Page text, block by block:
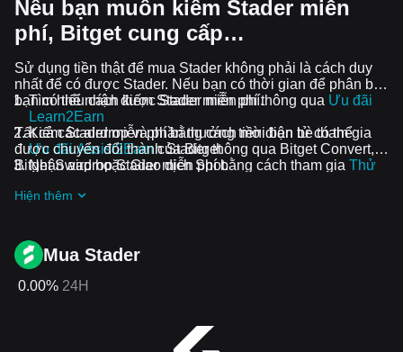
Nếu bạn muốn kiếm Stader miễn
phí, Bitget cung cấp…
Sử dụng tiền thật để mua Stader không phải là cách duy
nhất để có được Stader. Nếu bạn có thời gian để phân bổ,
bạn có thể nhận được Stader miễn phí.
Tìm hiểu cách kiếm Stader miễn phí thông qua Ưu đãi
Learn2Earn
Kiếm Stader miễn phí bằng cách mời bạn bè tham gia
Ưu đãi Assist2Earncủa Bitget
Nhận airdrop Stader miễn phí bằng cách tham gia Thử
Tất cả các airdrop và phần thưởng tiền điện tử có thể
được chuyển đổi thành Stader thông qua Bitget Convert,
Bitget Swap hoặc Giao dịch Spot.
Hiện thêm
Mua Stader
0.00% 24H